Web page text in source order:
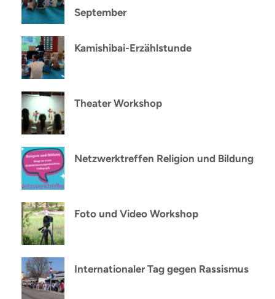
September
Kamishibai-Erzählstunde
Theater Workshop
Netzwerktreffen Religion und Bildung
Foto und Video Workshop
Internationaler Tag gegen Rassismus